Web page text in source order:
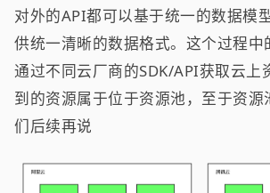
对外的API都可以基于统一的数据模
供统一清晰的数据格式。这个过程中
通过不同云厂商的SDK/API获取云上
到的资源属于位于资源池，至于资源
们后续再说